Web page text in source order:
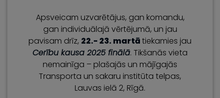
Apsveicam uzvarētājus, gan komandu,
gan individuālajā vērtējumā, un jau
pavisam drīz, 22.- 23. martātiekamies jau
Cerību kausa 2025 finālā. Tikšanās vieta
nemainīga – plašajās un mājīgajās
Transporta un sakaru institūta telpas,
Lauvas ielā 2, Rīgā.